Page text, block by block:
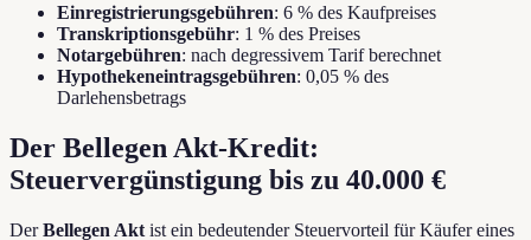
Einregistrierungsgebühren: 6 % des Kaufpreises
Transkriptionsgebühr: 1 % des Preises
Notargebühren: nach degressivem Tarif berechnet
Hypothekeneintragsgebühren: 0,05 % des
Darlehensbetrags
Der Bellegen Akt-Kredit:
Steuervergünstigung bis zu 40.000 €
DerBellegen Akt ist ein bedeutender Steuervorteil für Käufer eines